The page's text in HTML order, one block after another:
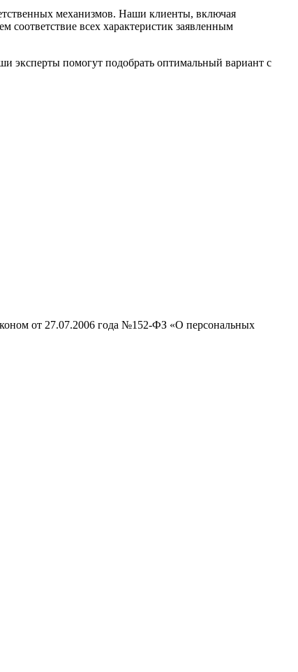
механизмов. Наши клиенты, включая
всех характеристик заявленным
эксперты помогут подобрать оптимальный вариант с
от 27.07.2006 года №152-ФЗ «О персональных